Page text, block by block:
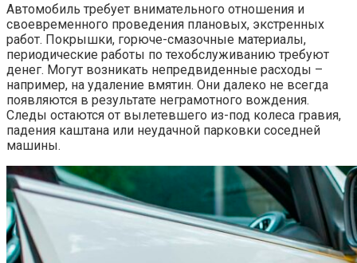
Автомобиль требует внимательного отношения и
своевременного проведения плановых, экстренных
работ. Покрышки, горюче-смазочные материалы,
периодические работы по техобслуживанию требуют
денег. Могут возникать непредвиденные расходы –
например, на удаление вмятин. Они далеко не всегда
появляются в результате неграмотного вождения.
Следы остаются от вылетевшего из-под колеса гравия,
падения каштана или неудачной парковки соседней
машины.